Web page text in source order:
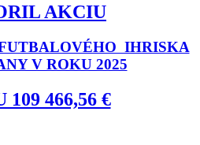
AKCIU
IHRISKA
V ROKU 2025
109 466,56 €